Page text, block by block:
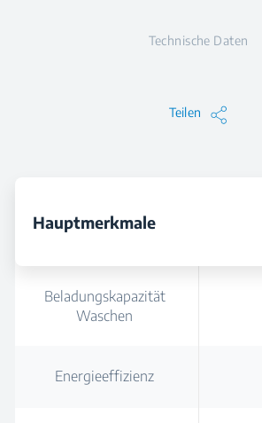
Technische Daten
Teilen
Hauptmerkmale
Beladungskapazität
Waschen
Energieeffizienz